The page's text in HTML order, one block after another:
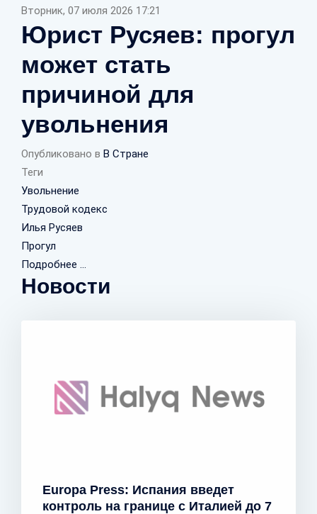
Вторник, 07 июля 2026 17:21
Юрист Русяев: прогул
может стать
причиной для
увольнения
Опубликовано в В Стране
Теги
Увольнение
Трудовой кодекс
Илья Русяев
Прогул
Подробнее ...
Новости
Europa Press: Испания введет
контроль на границе с Италией до 7